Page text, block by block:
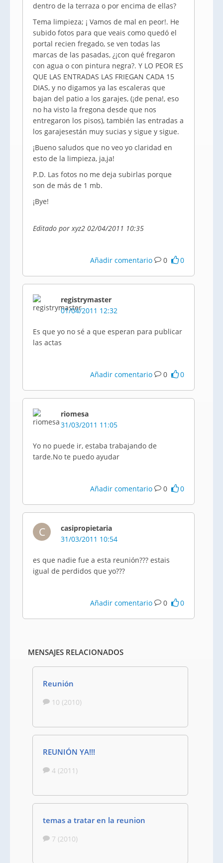
dentro de la terraza o por encima de ellas?
Tema limpieza; ¡ Vamos de mal en peor!. He
subido fotos para que veais como quedó el
portal recien fregado, se ven todas las
marcas de las pasadas, ¿¡con qué fregaron
con agua o con pintura negra?. Y LO PEOR ES
QUE LAS ENTRADAS LAS FRIEGAN CADA 15
DIAS, y no digamos ya las escaleras que
bajan del patio a los garajes, (¡de pena!, eso
no ha visto la fregona desde que nos
entregaron los pisos), también las entradas a
los garajesestán muy sucias y sigue y sigue.
¡Bueno saludos que no veo yo claridad en
esto de la limpieza, ja,ja!
P.D. Las fotos no me deja subirlas porque
son de más de 1 mb.
¡Bye!
Editado por xyz2 02/04/2011 10:35
Añadir comentario 0 0
registrymaster
01/04/2011 12:32
Es que yo no sé a que esperan para publicar
las actas
Añadir comentario 0 0
riomesa
31/03/2011 11:05
Yo no puede ir, estaba trabajando de
tarde.No te puedo ayudar
Añadir comentario 0 0
C
casipropietaria
31/03/2011 10:54
es que nadie fue a esta reunión??? estais
igual de perdidos que yo???
Añadir comentario 0 0
MENSAJES RELACIONADOS
Reunión
10 (2010)
REUNIÓN YA!!!
4 (2011)
temas a tratar en la reunion
7 (2010)